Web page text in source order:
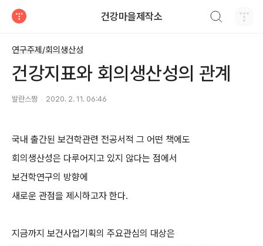
건강마을제작소
연구주제/회의생산성
건강지표와 회의생산성의 관계
발란스짱 2020. 2. 11. 06:46
국내 출간된 보건학관련 전공서적 그 어떤 책에도
회의생산성은 다루어지고 있지 않다는 점에서
보건학연구의 방향에
새로운 관점을 제시하고자 한다.
지금까지 보건사업기획의 주요관심의 대상은